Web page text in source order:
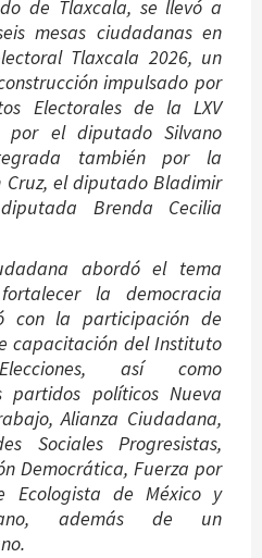
de Tlaxcala, se llevó a
mesas ciudadanas en
Tlaxcala 2026, un
impulsado por
Electorales de la LXV
por el diputado Silvano
también por la
el diputado Bladimir
Brenda Cecilia
abordó el tema
la democracia
con la participación de
capacitación del Instituto
así como
partidos políticos Nueva
Alianza Ciudadana,
Sociales Progresistas,
Democrática, Fuerza por
Ecologista de México y
además de un